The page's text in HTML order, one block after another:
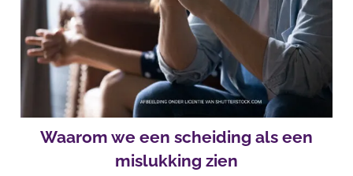
Waarom we een scheiding als een
mislukking zien